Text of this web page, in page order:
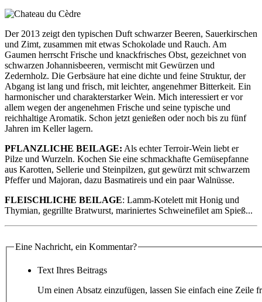
Der 2013 zeigt den typischen Duft schwarzer Beeren, Sauerkirschen
und Zimt, zusammen mit etwas Schokolade und Rauch. Am
Gaumen herrscht Frische und knackfrisches Obst, gezeichnet von
schwarzen Johannisbeeren, vermischt mit Gewürzen und
Zedernholz. Die Gerbsäure hat eine dichte und feine Struktur, der
Abgang ist lang und frisch, mit leichter, angenehmer Bitterkeit. Ein
harmonischer und charakterstarker Wein. Mich interessiert er vor
allem wegen der angenehmen Frische und seine typische und
reichhaltige Aromatik. Schon jetzt genießen oder noch bis zu fünf
Jahren im Keller lagern.
PFLANZLICHE BEILAGE: Als echter Terroir-Wein liebt er
Pilze und Wurzeln. Kochen Sie eine schmackhafte Gemüsepfanne
aus Karotten, Sellerie und Steinpilzen, gut gewürzt mit schwarzem
Pfeffer und Majoran, dazu Basmatireis und ein paar Walnüsse.
FLEISCHLICHE BEILAGE: Lamm-Kotelett mit Honig und
Thymian, gegrillte Bratwurst, mariniertes Schweinefilet am Spieß...
Eine Nachricht, ein Kommentar?
Text Ihres Beitrags
Um einen Absatz einzufügen, lassen Sie einfach eine Zeile